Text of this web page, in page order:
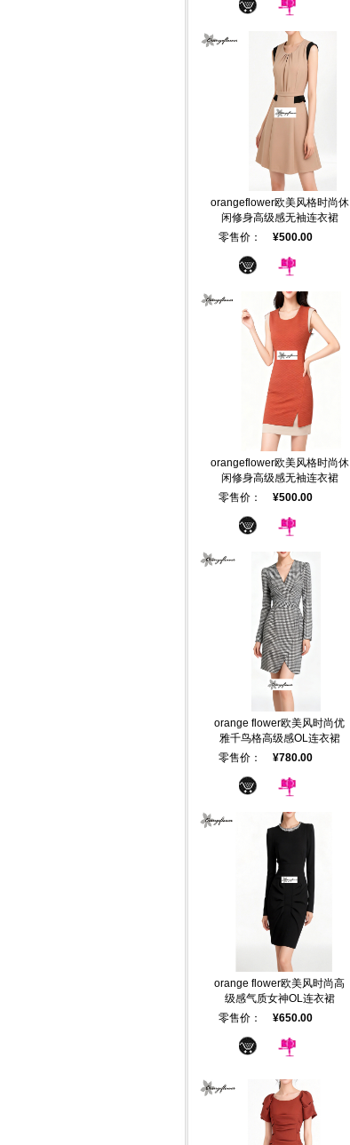
orangeflower欧美风格时尚休
闲修身高级感无袖连衣裙
零售价：
¥500.00
orangeflower欧美风格时尚休
闲修身高级感无袖连衣裙
零售价：
¥500.00
orange flower欧美风时尚优
雅千鸟格高级感OL连衣裙
零售价：
¥780.00
orange flower欧美风时尚高
级感气质女神OL连衣裙
零售价：
¥650.00